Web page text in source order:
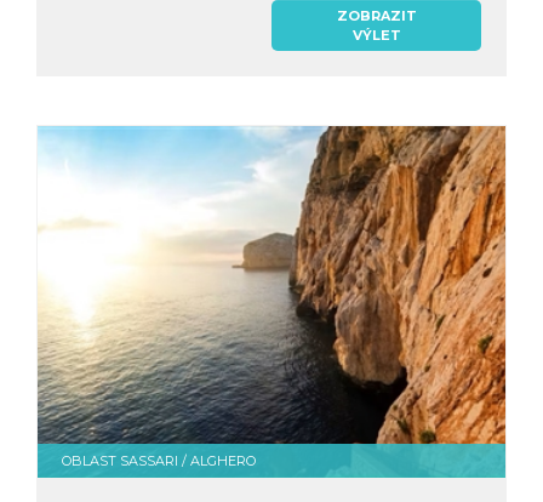
ZOBRAZIT
VÝLET
OBLAST SASSARI / ALGHERO